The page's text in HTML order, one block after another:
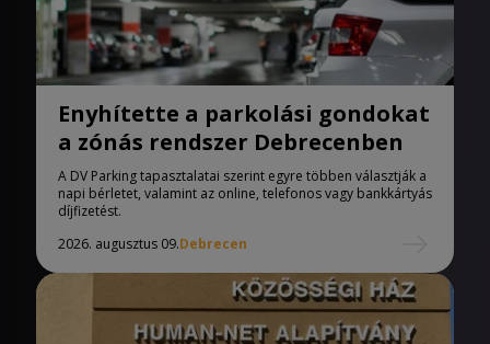
Enyhítette a parkolási gondokat
a zónás rendszer Debrecenben
A DV Parking tapasztalatai szerint egyre többen választják a
napi bérletet, valamint az online, telefonos vagy bankkártyás
díjfizetést.
2026. augusztus 09.Debrecen